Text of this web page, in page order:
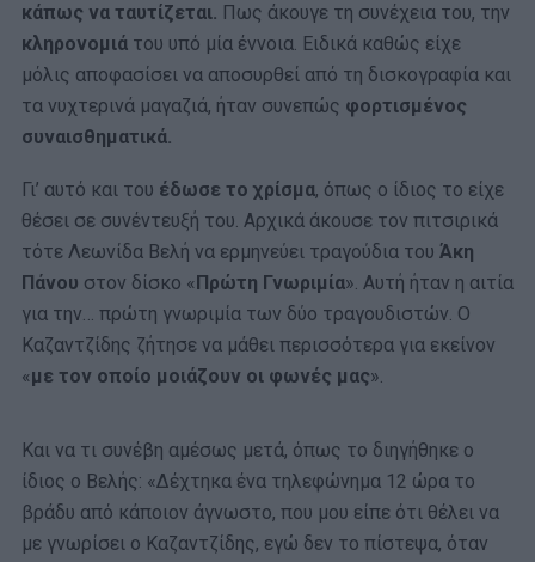
κάπως να ταυτίζεται. Πως άκουγε τη συνέχεια του, την
κληρονομιά του υπό μία έννοια. Ειδικά καθώς είχε
μόλις αποφασίσει να αποσυρθεί από τη δισκογραφία και
τα νυχτερινά μαγαζιά, ήταν συνεπώς φορτισμένος
συναισθηματικά.
Γι’ αυτό και του έδωσε το χρίσμα, όπως ο ίδιος το είχε
θέσει σε συνέντευξή του. Αρχικά άκουσε τον πιτσιρικά
τότε Λεωνίδα Βελή να ερμηνεύει τραγούδια του Άκη
Πάνου στον δίσκο « Πρώτη Γνωριμία». Αυτή ήταν η αιτία
για την… πρώτη γνωριμία των δύο τραγουδιστών. Ο
Καζαντζίδης ζήτησε να μάθει περισσότερα για εκείνον
«με τον οποίο μοιάζουν οι φωνές μας».
Και να τι συνέβη αμέσως μετά, όπως το διηγήθηκε ο
ίδιος ο Βελής: «Δέχτηκα ένα τηλεφώνημα 12 ώρα το
βράδυ από κάποιον άγνωστο, που μου είπε ότι θέλει να
με γνωρίσει ο Καζαντζίδης, εγώ δεν το πίστεψα, όταν